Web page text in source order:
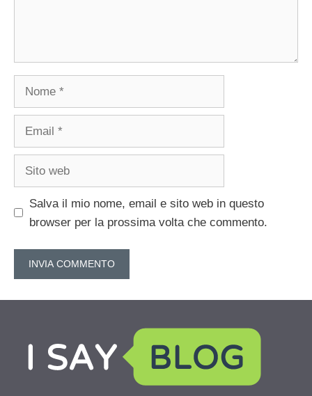
Salva il mio nome, email e sito web in questo
browser per la prossima volta che commento.